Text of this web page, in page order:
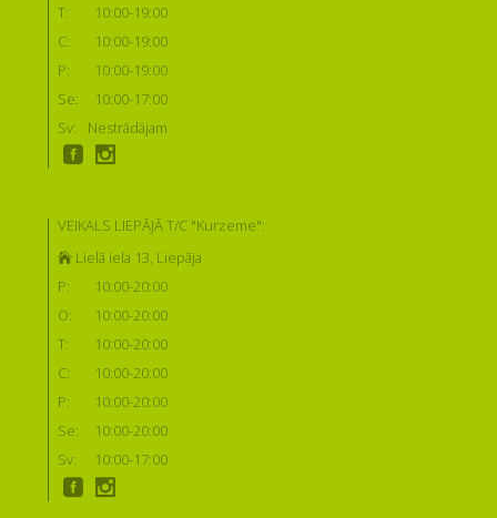
T:
10:00-19:00
C:
10:00-19:00
P:
10:00-19:00
Se:
10:00-17:00
Sv:
Nestrādājam
VEIKALS LIEPĀJĀ T/C "Kurzeme":
Lielā iela 13, Liepāja
P:
10:00-20:00
O:
10:00-20:00
T:
10:00-20:00
C:
10:00-20:00
P:
10:00-20:00
Se:
10:00-20:00
Sv:
10:00-17:00